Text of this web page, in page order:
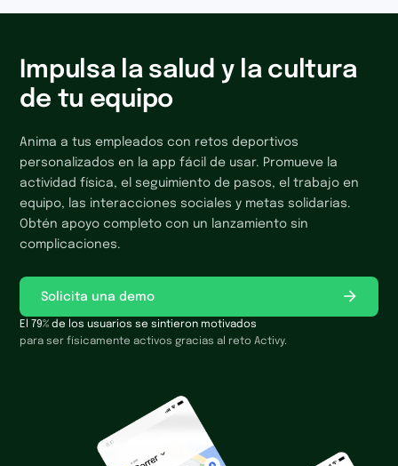
Impulsa la salud y la cultura
de tu equipo
Anima a tus empleados con retos deportivos
personalizados en la app fácil de usar. Promueve la
actividad física, el seguimiento de pasos, el trabajo en
equipo, las interacciones sociales y metas solidarias.
Obtén apoyo completo con un lanzamiento sin
complicaciones.
Solicita una demo
El 79% de los usuarios se sintieron motivados
para ser físicamente activos gracias al reto Activy.